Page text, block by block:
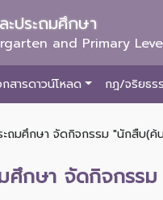
ะประถมศึกษา
and Primary
สารดาวน์โหลด กฎ/จริยธร
ะถมศึกษา จัดกิจกรรม "นักสืบ(
มศึกษา จัดกิจกร